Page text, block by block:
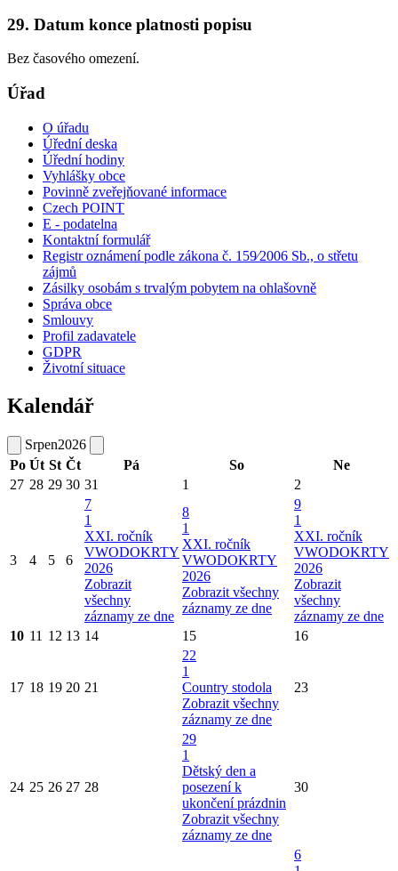
29. Datum konce platnosti popisu
Bez časového omezení.
Úřad
O úřadu
Úřední deska
Úřední hodiny
Vyhlášky obce
Povinně zveřejňované informace
Czech POINT
E - podatelna
Kontaktní formulář
Registr oznámení podle zákona č. 159⁄2006 Sb., o střetu
zájmů
Zásilky osobám s trvalým pobytem na ohlašovně
Správa obce
Smlouvy
Profil zadavatele
GDPR
Životní situace
Kalendář
Srpen2026
Po Út St Čt Pá So
Ne
27 28 29 30 31 1 2
3 4 5 6
7
1
XXI. ročník
VWODOKRTY
2026
Zobrazit
všechny
záznamy ze dne
8
1
XXI. ročník
VWODOKRTY
2026
Zobrazit všechny
záznamy ze dne
9
1
XXI. ročník
VWODOKRTY
2026
Zobrazit
všechny
záznamy ze dne
10 11 12 13 14 15 16
17 18 19 20 21
22
1
Country stodola
Zobrazit všechny
záznamy ze dne
23
24 25 26 27 28
29
1
Dětský den a
posezení k
ukončení prázdnin
Zobrazit všechny
záznamy ze dne
30
6